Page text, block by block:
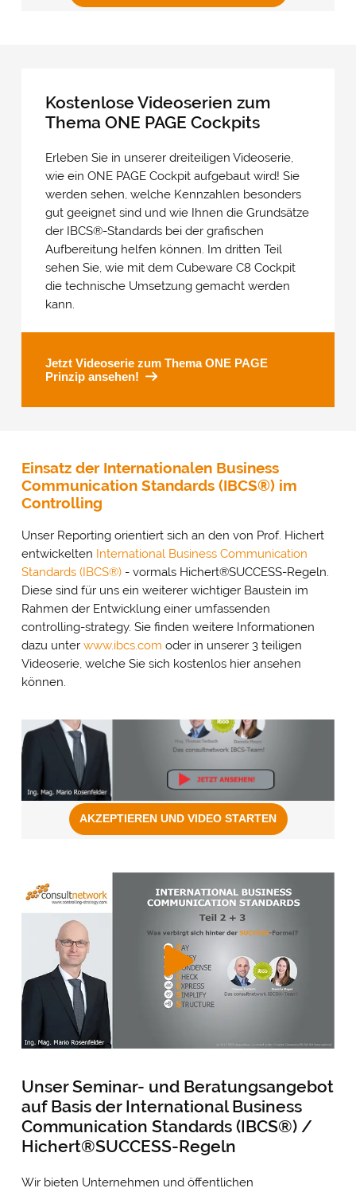
Kostenlose Videoserien zum
Thema ONE PAGE Cockpits
Erleben Sie in unserer dreiteiligen Videoserie,
wie ein ONE PAGE Cockpit aufgebaut wird! Sie
werden sehen, welche Kennzahlen besonders
gut geeignet sind und wie Ihnen die Grundsätze
der IBCS®-Standards bei der grafischen
Aufbereitung helfen können. Im dritten Teil
sehen Sie, wie mit dem Cubeware C8 Cockpit
die technische Umsetzung gemacht werden
kann.
Jetzt Videoserie zum Thema ONE PAGE
Prinzip ansehen!
Einsatz der Internationalen Business
Communication Standards (IBCS®) im
Controlling
Unser Reporting orientiert sich an den von Prof. Hichert
entwickelten International Business Communication
Standards (IBCS®)- vormals Hichert®SUCCESS-Regeln.
Diese sind für uns ein weiterer wichtiger Baustein im
Rahmen der Entwicklung einer umfassenden
controlling-strategy. Sie finden weitere Informationen
dazu unter www.ibcs.com oder in unserer 3 teiligen
Videoserie, welche Sie sich kostenlos hier ansehen
können.
Unser Seminar- und Beratungsangebot
auf Basis der International Business
Communication Standards (IBCS®) /
Hichert®SUCCESS-Regeln
Wir bieten Unternehmen und öffentlichen